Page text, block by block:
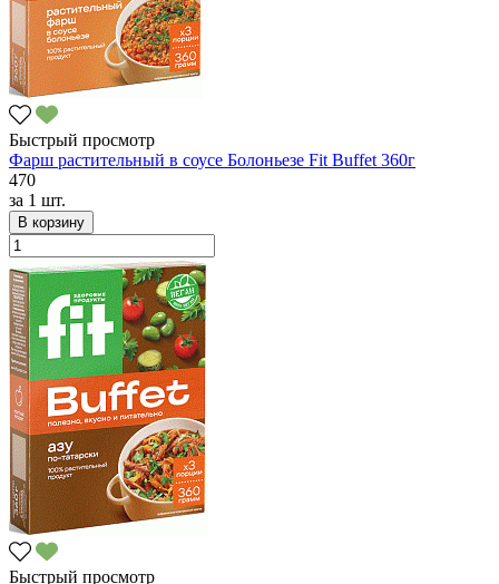
Быстрый просмотр
Фарш растительный в соусе Болоньезе Fit Buffet 360г
470
за 1 шт.
В корзину
Быстрый просмотр